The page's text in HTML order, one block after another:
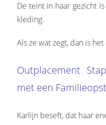
De teint in haar gezicht
kleding.
Als ze wat zegt, dan is
Outplacement
met een
Karlijn beseft, dat haar